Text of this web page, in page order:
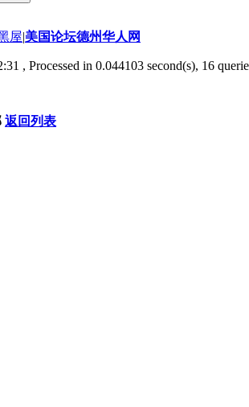
屋|美国论坛德州华人网
, Processed in 0.044103 second(s), 16
返回列表